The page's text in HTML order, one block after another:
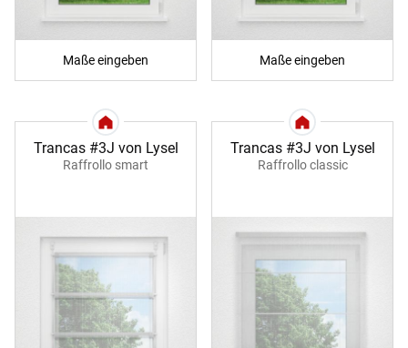
Maße eingeben Maße eingeben
Trancas #3J von Lysel
Raffrollo smart
Trancas #3J von Lysel
Raffrollo classic